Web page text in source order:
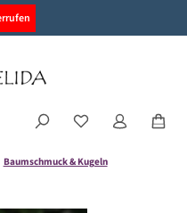
Baumschmuck & Kugeln